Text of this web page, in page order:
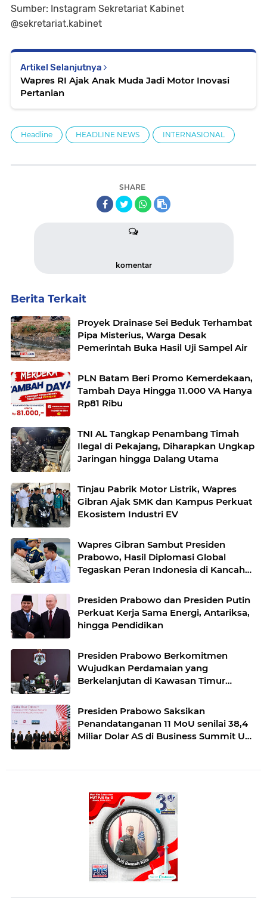
Sumber: Instagram Sekretariat Kabinet
@sekretariat.kabinet
Artikel Selanjutnya
Wapres RI Ajak Anak Muda Jadi Motor Inovasi
Pertanian
Headline HEADLINE NEWS INTERNASIONAL
SHARE
komentar
Berita Terkait
Proyek Drainase Sei Beduk Terhambat
Pipa Misterius, Warga Desak
Pemerintah Buka Hasil Uji Sampel Air
PLN Batam Beri Promo Kemerdekaan,
Tambah Daya Hingga 11.000 VA Hanya
Rp81 Ribu
TNI AL Tangkap Penambang Timah
Ilegal di Pekajang, Diharapkan Ungkap
Jaringan hingga Dalang Utama
Tinjau Pabrik Motor Listrik, Wapres
Gibran Ajak SMK dan Kampus Perkuat
Ekosistem Industri EV
Wapres Gibran Sambut Presiden
Prabowo, Hasil Diplomasi Global
Tegaskan Peran Indonesia di Kancah
Presiden Prabowo dan Presiden Putin
Perkuat Kerja Sama Energi, Antariksa,
hingga Pendidikan
Presiden Prabowo Berkomitmen
Wujudkan Perdamaian yang
Berkelanjutan di Kawasan Timur
Presiden Prabowo Saksikan
Penandatanganan 11 MoU senilai 38,4
Miliar Dolar AS di Business Summit US-